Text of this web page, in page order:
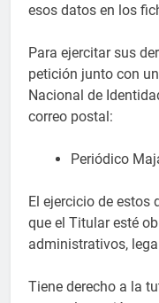
esos datos en los
Para ejercitar sus
petición junto con
Nacional de
correo postal:
Periódico
El ejercicio de estos
que el Titular esté
administrativos,
Tiene derecho a la